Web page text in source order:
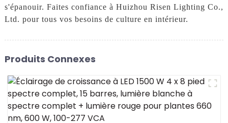
s'épanouir. Faites confiance à Huizhou Risen Lighting Co.,
Ltd. pour tous vos besoins de culture en intérieur.
Produits Connexes